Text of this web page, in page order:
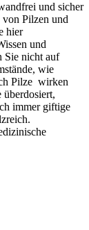
und sicher
von Pilzen und
hier
und
Sie nicht auf
wie
Pilze wirken
überdosiert,
immer giftige